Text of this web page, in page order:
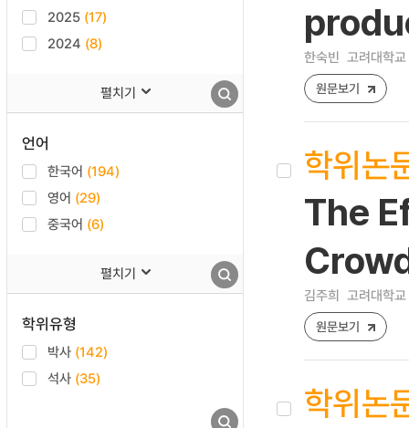
2025 (17)
2024 (8)
펼치기
언어
한국어 (194)
영어 (29)
중국어 (6)
펼치기
학위유형
박사 (142)
석사 (35)
한숙빈 고려대학
원문보기
학위논
The
김주희 고려대학
원문보기
학위논